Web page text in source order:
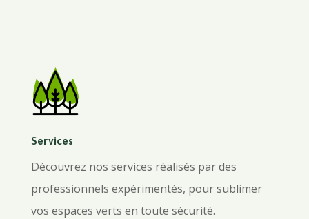
Services
Découvrez nos services réalisés par des
professionnels expérimentés, pour sublimer
vos espaces verts en toute sécurité.